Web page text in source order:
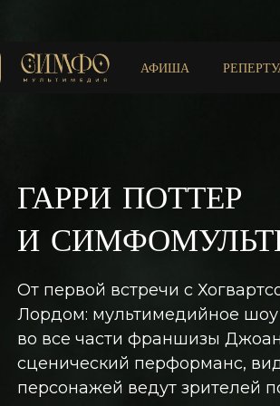
От первой встречи с
Лордом: мультимедийное шоу
во все части франшизы
сценический перформанс,
персонажей ведут зрителей
ГАРРИ ПОТТЕР
И
АФИША